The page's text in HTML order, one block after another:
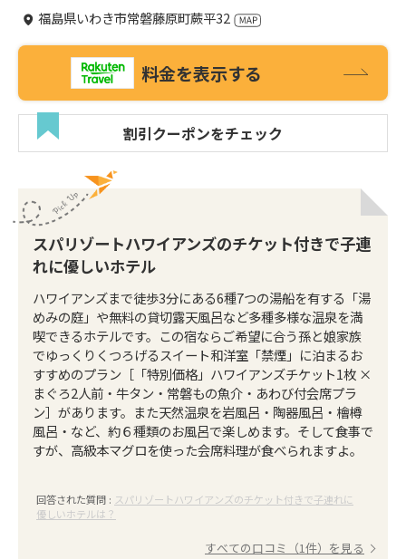
福島県いわき市常磐藤原町蕨平32
料金を表示する
割引クーポンをチェック
スパリゾートハワイアンズのチケット付きで子連
れに優しいホテル
ハワイアンズまで徒歩3分にある6種7つの湯船を有する「湯
めみの庭」や無料の貸切露天風呂など多種多様な温泉を満
喫できるホテルです。この宿ならご希望に合う孫と娘家族
でゆっくりくつろげるスイート和洋室「禁煙」に泊まるお
すすめのプラン［「特別価格」ハワイアンズチケット1枚 ×
まぐろ2人前・牛タン・常磐もの魚介・あわび付会席プラ
ン］があります。また天然温泉を岩風呂・陶器風呂・檜樽
風呂・など、約６種類のお風呂で楽しめます。そして食事で
すが、高級本マグロを使った会席料理が食べられますよ。
回答された質問 : スパリゾートハワイアンズのチケット付きで子連れに
優しいホテルは？
すべての口コミ（1件）を見る